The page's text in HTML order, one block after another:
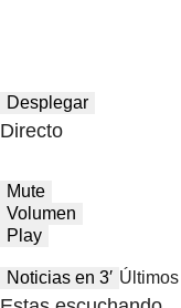
Desplegar
Directo
Mute
Volumen
Play
Noticias en 3′